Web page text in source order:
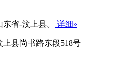
省-汶上县。 详细»
县尚书路东段518号